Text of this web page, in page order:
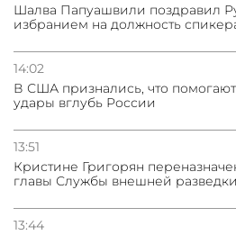
Шалва Папуашвили поздравил
избранием на должность
14:02
В США признались, что
удары вглубь России
13:51
Кристине Григорян
главы Службы внешней разведки
13:44